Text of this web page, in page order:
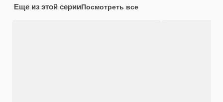
Еще из этой серииПосмотреть все